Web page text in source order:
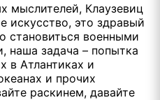
мыслителей, Клаузевиц
искусство, это здравый
становиться военными
наша задача – попытка
в Атлантиках и
и прочих
раскинем, давайте